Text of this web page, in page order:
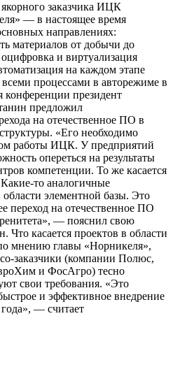
заказчика ИЦК
— в настоящее время
направлениях:
материалов от добычи до
и виртуализация
на каждом этапе
процессами в авторежиме в
конференции президент
предложил
на отечественное ПО в
«Его необходимо
работы ИЦК. У предприятий
опереться на результаты
компетенции. То же касается
то аналогичные
элементной базы. Это
переход на отечественное ПО
— пояснил свою
касается проектов в области
мнению главы «Норникеля»,
заказчики (компании Полюс,
и ФосАгро) тесно
свои требования. «Это
и эффективное внедрение
— считает